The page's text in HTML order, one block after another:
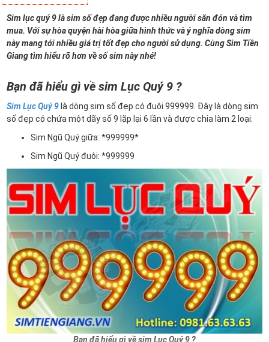
Sim lục quý 9 là sim số đẹp đang được nhiều người săn đón và tìm
mua. Với sự hòa quyện hài hòa giữa hình thức và ý nghĩa dòng sim
này mang tới nhiều giá trị tốt đẹp cho người sử dụng. Cùng Sim Tiền
Giang tìm hiểu rõ hơn về số sim này nhé!
Bạn đã hiểu gì về sim Lục Quý 9 ?
Sim Lục Quý 9 là dòng sim số đẹp có đuôi 999999. Đây là dòng sim
số đẹp có chứa một dãy số 9 lặp lại 6 lần và được chia làm 2 loại:
Sim Ngũ Quý giữa: *999999*
Sim Ngũ Quý đuôi: *999999
Bạn đã hiểu gì về sim Lục Quý 9 ?